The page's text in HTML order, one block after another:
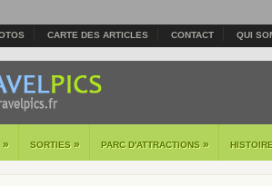
CARTE DES ARTICLES CONTACT QUI
» SORTIES » PARC D'ATTRACTIONS »